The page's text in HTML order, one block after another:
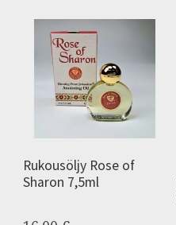
Rukousöljy Rose of
Sharon 7,5ml